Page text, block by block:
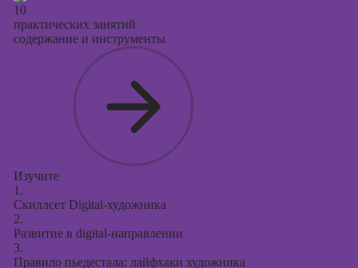
10
практических занятий
содержание и инструменты
Изучите
1.
Скиллсет Digital-художника
2.
Развитие в digital-направлении
3.
Правило пьедестала: лайфхаки художника